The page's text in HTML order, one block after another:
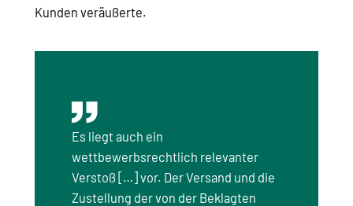
Kunden veräußerte.
Es liegt auch ein
wettbewerbsrechtlich relevanter
Verstoß […] vor. Der Versand und die
Zustellung der von der Beklagten